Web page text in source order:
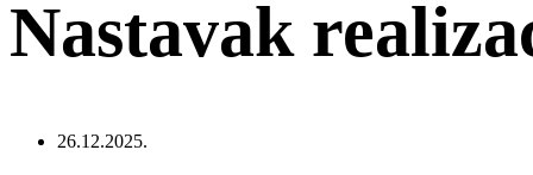
Nastavak
26.12.2025.